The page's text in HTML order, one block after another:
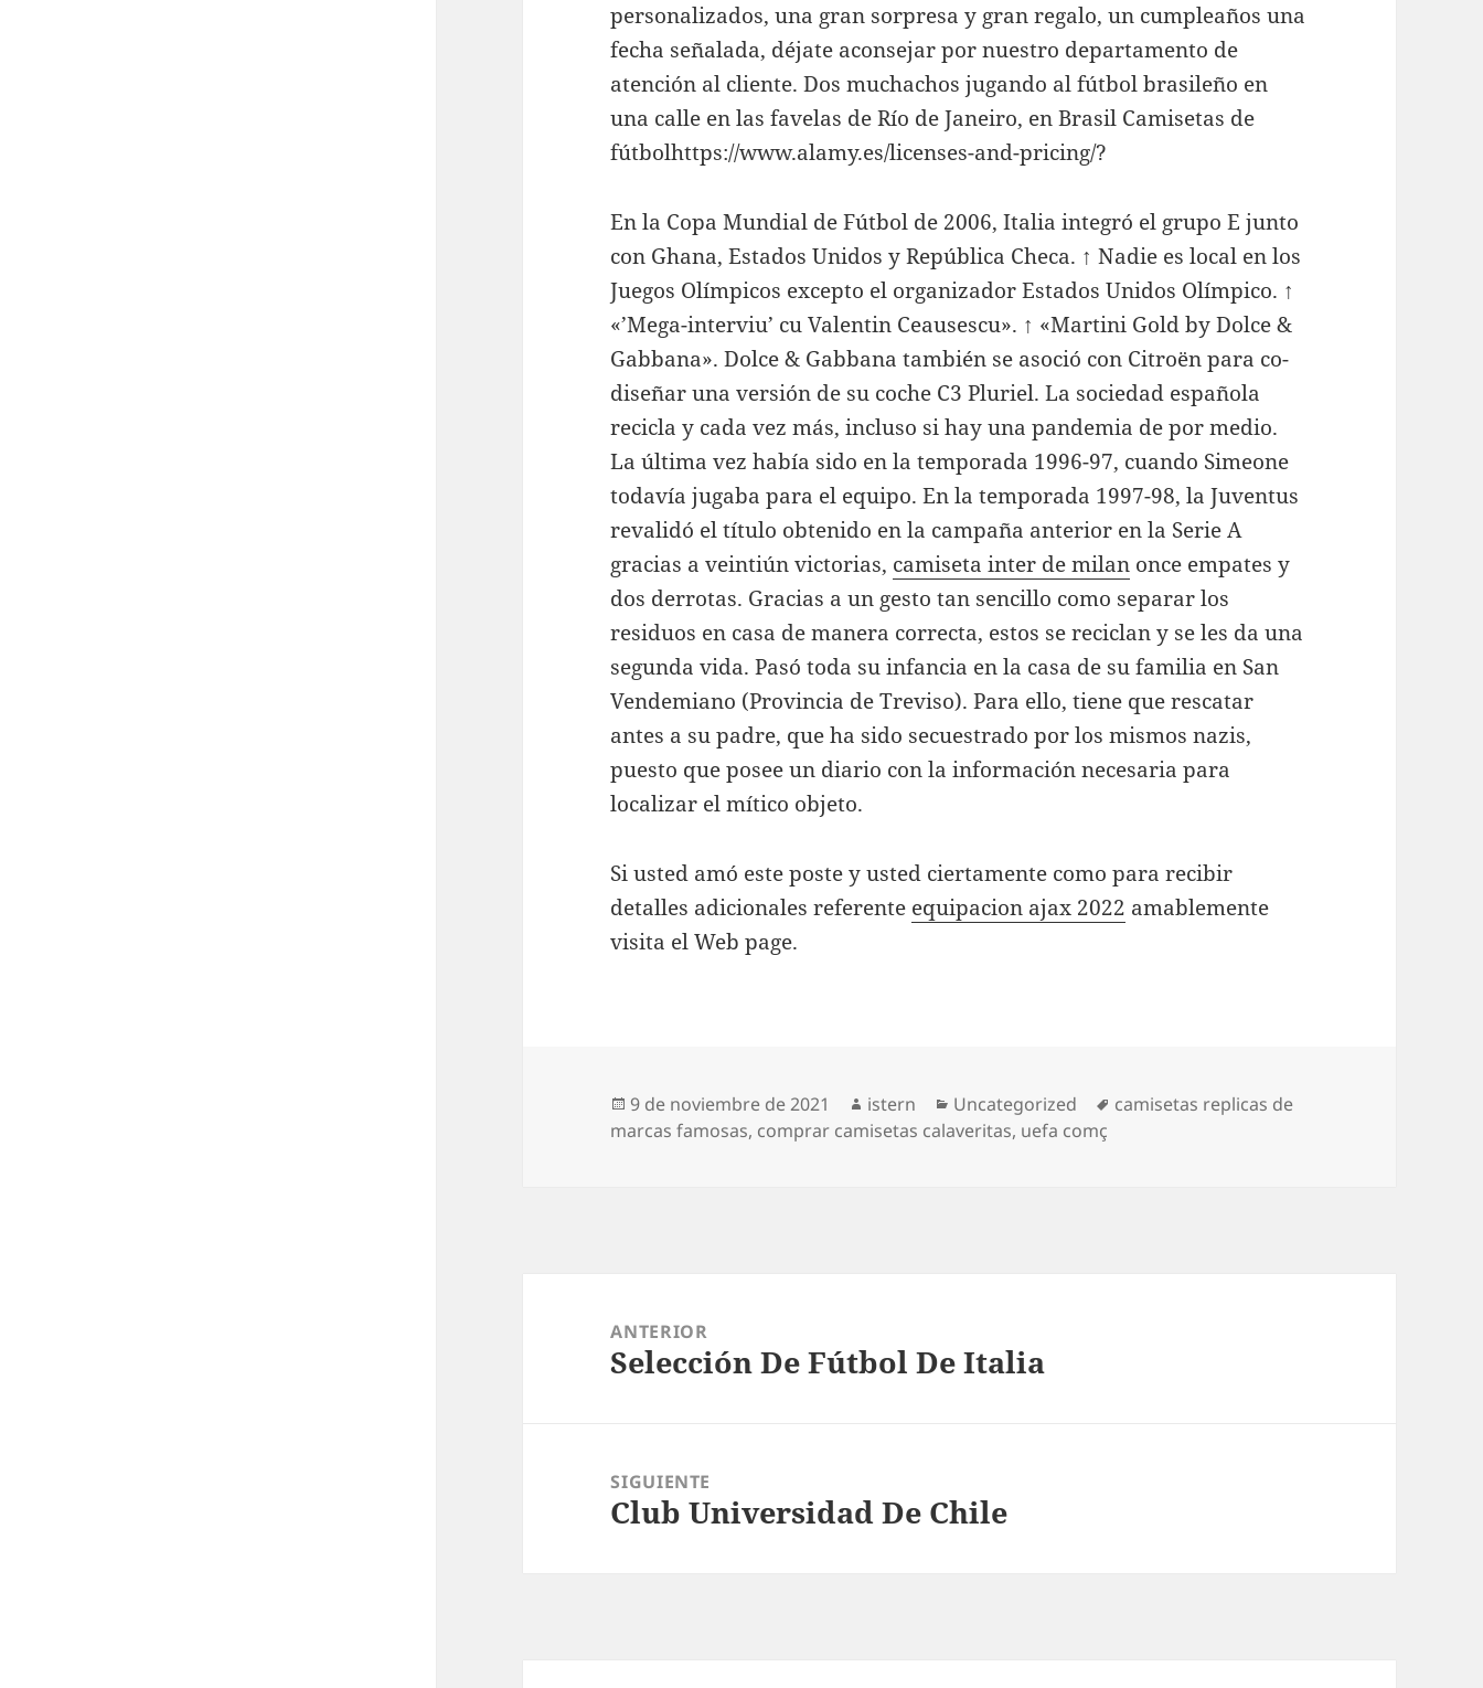
personalizados, una gran sorpresa y gran regalo, un cumpleaños una
fecha señalada, déjate aconsejar por nuestro departamento de
atención al cliente. Dos muchachos jugando al fútbol brasileño en
una calle en las favelas de Río de Janeiro, en Brasil Camisetas de
fútbolhttps://www.alamy.es/licenses-and-pricing/?
En la Copa Mundial de Fútbol de 2006, Italia integró el grupo E junto
con Ghana, Estados Unidos y República Checa. ↑ Nadie es local en los
Juegos Olímpicos excepto el organizador Estados Unidos Olímpico. ↑
«’Mega-interviu’ cu Valentin Ceausescu». ↑ «Martini Gold by Dolce &
Gabbana». Dolce & Gabbana también se asoció con Citroën para co-
diseñar una versión de su coche C3 Pluriel. La sociedad española
recicla y cada vez más, incluso si hay una pandemia de por medio.
La última vez había sido en la temporada 1996-97, cuando Simeone
todavía jugaba para el equipo. En la temporada 1997-98, la Juventus
revalidó el título obtenido en la campaña anterior en la Serie A
gracias a veintiún victorias, camiseta inter de milan once empates y
dos derrotas. Gracias a un gesto tan sencillo como separar los
residuos en casa de manera correcta, estos se reciclan y se les da una
segunda vida. Pasó toda su infancia en la casa de su familia en San
Vendemiano (Provincia de Treviso). Para ello, tiene que rescatar
antes a su padre, que ha sido secuestrado por los mismos nazis,
puesto que posee un diario con la información necesaria para
localizar el mítico objeto.
Si usted amó este poste y usted ciertamente como para recibir
detalles adicionales referente equipacion ajax 2022 amablemente
visita el Web page.
Publicado
el
9 de noviembre de 2021 Autor
istern Categorías
Uncategorized Etiquetas
camisetas replicas de
marcas famosas, comprar camisetas calaveritas, uefa comç
entradas
ANTERIOR
Entrada
Selección De Fútbol De Italia
SIGUIENTE
Entrada
Club Universidad De Chile